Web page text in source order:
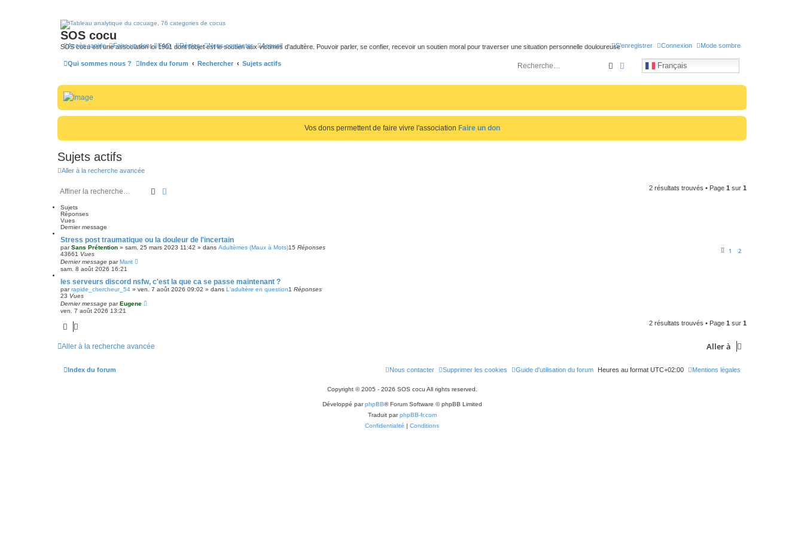
SOS cocu
SOS cocu est une association loi 1901 dont l'objet est le soutien aux victimes d'adultère. Pouvoir parler, se confier, recevoir un soutien moral pour traverser une situation personnelle douloureuse
Accès rapide Mode sombre
Faire un don FAQ Règles Nous contacter Accueil Connexion
S’enregistrer
Qui sommes nous ? Index du forum Rechercher Sujets actifs Français
Rechercher
Recherche avancée
Vos dons permettent de faire vivre l'association Faire un don
Sujets actifs
Aller à la recherche avancée
Rechercher 2 résultats trouvés • Page 1 sur 1
Sujets
Réponses
Vues
Dernier message
Stress post traumatique ou la douleur de l'incertain
parSans Prétention » sam. 25 mars 2023 11:42 » dans Adultèmes (Maux à Mots) 1 2
15 Réponses
43661 Vues
Dernier message parMarit
sam. 8 août 2026 16:21
les serveurs discord nsfw, c'est la que ca se passe maintenant ?
parrapide_chercheur_54 » ven. 7 août 2026 09:02 » dans L'adultère en question1 Réponses
23 Vues
Dernier message parEugene
ven. 7 août 2026 13:21
2 résultats trouvés • Page 1 sur 1
Aller à la recherche avancée Aller à
Index du forum Mentions légales
Heures au format UTC+02:00
Guide d'utilisation du forum
Supprimer les cookies
Nous contacter
Copyright © 2005 - 2026 SOS cocu All rights reserved.
Développé parphpBB® Forum Software © phpBB Limited
Traduit parphpBB-fr.com
Confidentialité | Conditions